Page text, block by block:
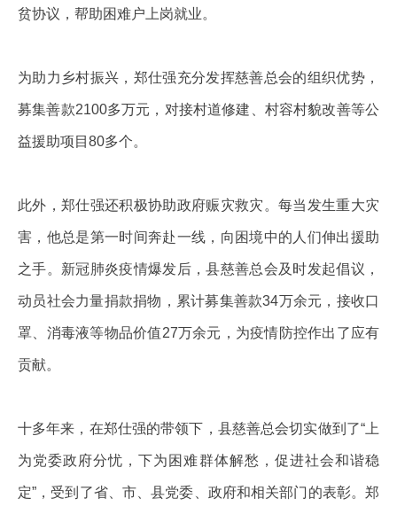
贫协议，帮助困难户上岗就业。
为助力乡村振兴，郑仕强充分发挥慈善总会的组织优势，
募集善款2100多万元，对接村道修建、村容村貌改善等公
益援助项目80多个。
此外，郑仕强还积极协助政府赈灾救灾。每当发生重大灾
害，他总是第一时间奔赴一线，向困境中的人们伸出援助
之手。新冠肺炎疫情爆发后，县慈善总会及时发起倡议，
动员社会力量捐款捐物，累计募集善款34万余元，接收口
罩、消毒液等物品价值27万余元，为疫情防控作出了应有
贡献。
十多年来，在郑仕强的带领下，县慈善总会切实做到了“上
为党委政府分忧，下为困难群体解愁，促进社会和谐稳
定”，受到了省、市、县党委、政府和相关部门的表彰。郑